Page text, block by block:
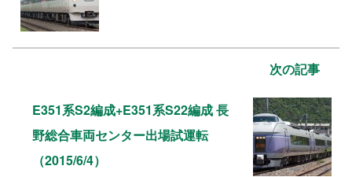
次の記事
E351系S2編成+E351系S22編成 長
野総合車両センター出場試運転
（2015/6/4）